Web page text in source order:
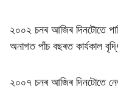
২০০২ চনৰ আজিৰ দিনটোতে
অনাগত পাঁচ বছৰত কাৰ্যকাল
২০০৭ চনৰ আজিৰ দিনটোতে